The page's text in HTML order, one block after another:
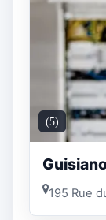
(5)
195 Rue